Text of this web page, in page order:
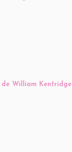
William Kentridge